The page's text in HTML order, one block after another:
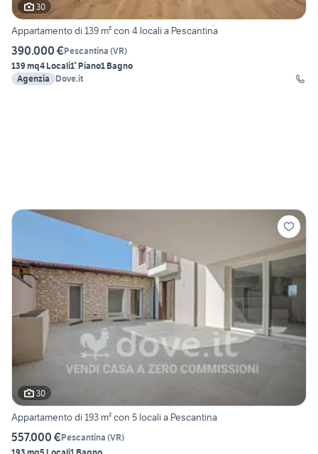
30
Appartamento di 139 m² con 4 locali a Pescantina
390.000 €Pescantina (VR)
139 mq4 Locali1° Piano1 Bagno
Agenzia
Dove.it
30
Appartamento di 193 m² con 5 locali a Pescantina
557.000 €Pescantina (VR)